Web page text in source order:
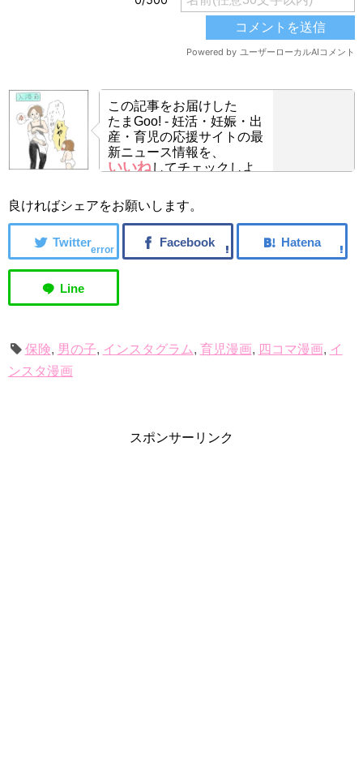
この記事をお届けした
たまGoo! - 妊活・妊娠・出
産・育児の応援サイトの最
新ニュース情報を、
いいねしてチェックしよ
良ければシェアをお願いします。
error
保険, 男の子, インスタグラム, 育児漫画, 四コマ漫画, イ
ンスタ漫画
スポンサーリンク